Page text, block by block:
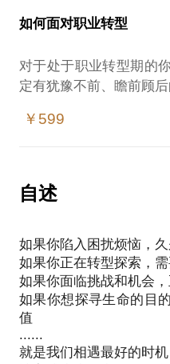
如何面对职业转型
对于处于职业转型期的
定有犹豫不前、瞻前顾后
请你珍惜这个时刻，每
一个人的成长是贯穿一
点时间停下来，更好地
我在人力资源领域从业
长，支持着他们一步一
也看到了许多本应大放
而默默无闻。
￥599
自述
如果你陷入困扰烦恼，
如果你正在转型探索，
如果你面临挑战和机会
如果你想探寻生命的目
值
......
就是我们相遇最好的时机